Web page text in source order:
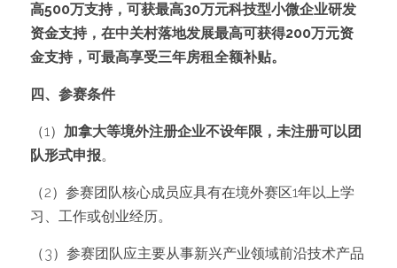
高500万支持，可获最高30万元科技型小微企业研发
资金支持，在中关村落地发展最高可获得200万元资
金支持，可最高享受三年房租全额补贴。
四、参赛条件
（1） 加拿大等境外注册企业不设年限，未注册可以团
队形式申报。
（2）参赛团队核心成员应具有在境外赛区1年以上学
习、工作或创业经历。
（3）参赛团队应主要从事新兴产业领域前沿技术产品